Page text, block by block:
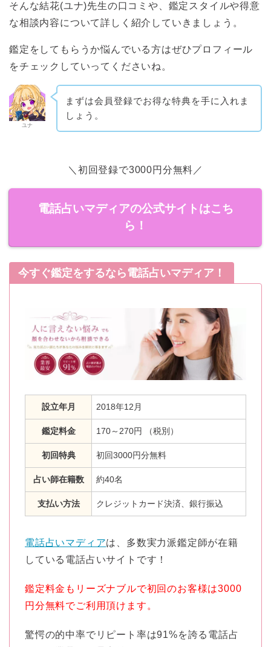
そんな結花(ユナ)先生の口コミや、鑑定スタイルや得意
な相談内容について詳しく紹介していきましょう。
鑑定をしてもらうか悩んでいる方はぜひプロフィール
をチェックしていってくださいね。
ユナ
まずは会員登録でお得な特典を手に入れま
しょう。
＼初回登録で3000円分無料／
電話占いマディアの公式サイトはこち
ら！
今すぐ鑑定をするなら電話占いマディア！
設立年月 2018年12月
鑑定料金 170～270円 （税別）
初回特典 初回3000円分無料
占い師在籍数 約40名
支払い方法 クレジットカード決済、銀行振込
電話占いマディアは、多数実力派鑑定師が在籍
している電話占いサイトです！
鑑定料金もリーズナブルで初回のお客様は3000
円分無料でご利用頂けます。
驚愕の的中率でリピート率は91%を誇る電話占